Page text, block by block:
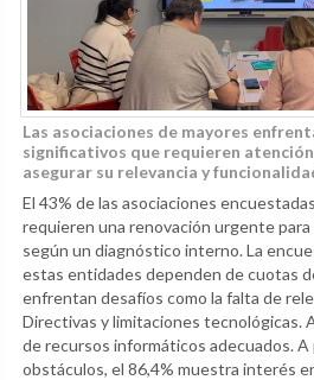
Las asociaciones de mayores
significativos que requieren
asegurar su relevancia y
El 43% de las asociaciones
requieren una renovación urgente
según un diagnóstico interno. La
estas entidades dependen de cuotas
enfrentan desafíos como la falta de
Directivas y limitaciones tecnológicas.
de recursos informáticos adecuados.
obstáculos, el 86,4% muestra interés